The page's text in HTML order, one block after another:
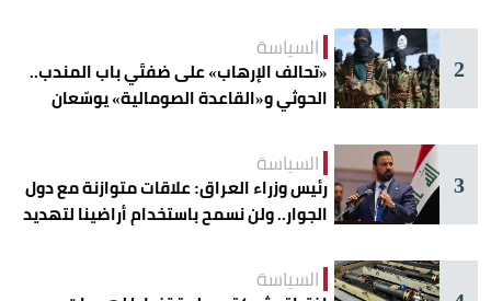
2
السياسة
«تحالف الإرهاب» على ضفتَي باب المندب..
الحوثي و«القاعدة الصومالية» يوسّعان
3
السياسة
رئيس وزراء العراق: علاقات متوازنة مع دول
الجوار.. ولن نسمح باستخدام أراضينا لتهديد
السياسة